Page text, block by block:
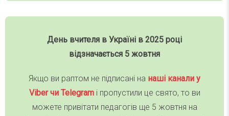
День вчителя в Україні в 2025 році
відзначається 5 жовтня
Якщо ви раптом не підписані на наші канали у
Viber чи Telegramі пропустили це свято, то ви
можете привітати педагогів ще 5 жовтня на